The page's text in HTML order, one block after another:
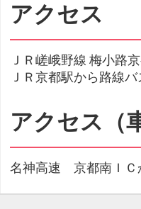
アクセス
ＪＲ嵯峨野線 梅小路
ＪＲ京都駅から路線バ
アクセス（
名神高速 京都南ＩＣ